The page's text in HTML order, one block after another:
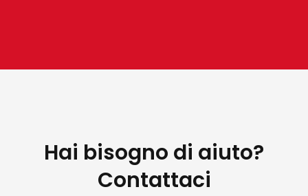
Hai bisogno di aiuto?
Contattaci